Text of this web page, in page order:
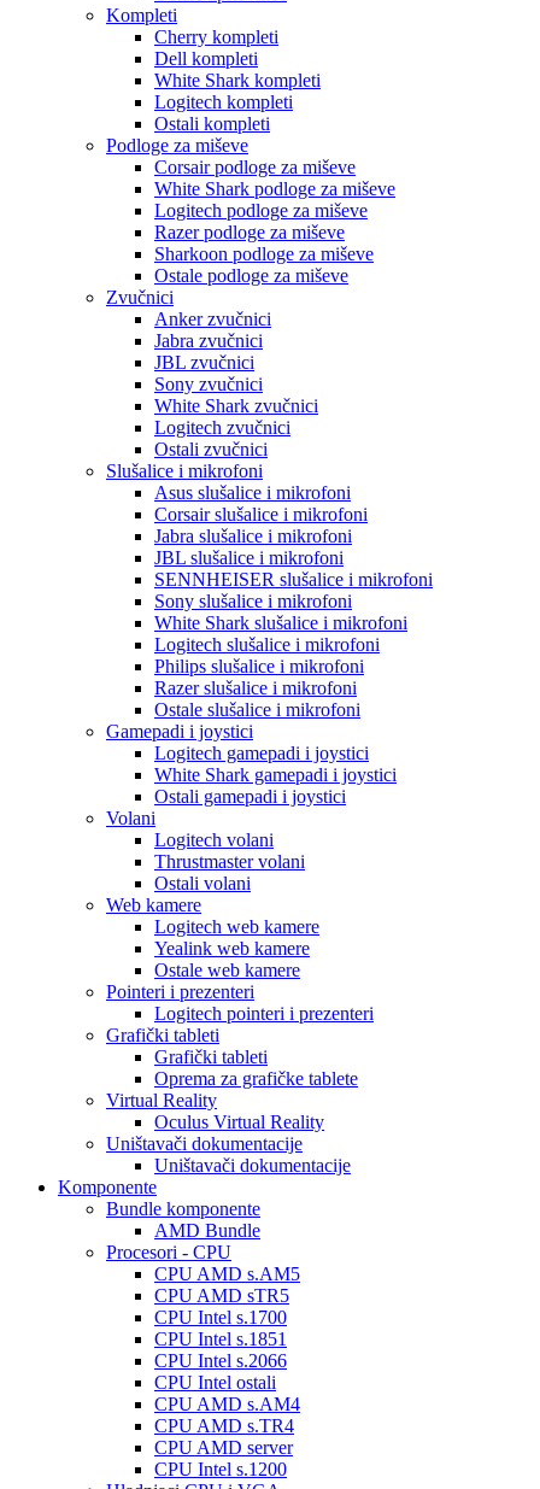
Kompleti
Cherry kompleti
Dell kompleti
White Shark kompleti
Logitech kompleti
Ostali kompleti
Podloge za miševe
Corsair podloge za miševe
White Shark podloge za miševe
Logitech podloge za miševe
Razer podloge za miševe
Sharkoon podloge za miševe
Ostale podloge za miševe
Zvučnici
Anker zvučnici
Jabra zvučnici
JBL zvučnici
Sony zvučnici
White Shark zvučnici
Logitech zvučnici
Ostali zvučnici
Slušalice i mikrofoni
Asus slušalice i mikrofoni
Corsair slušalice i mikrofoni
Jabra slušalice i mikrofoni
JBL slušalice i mikrofoni
SENNHEISER slušalice i mikrofoni
Sony slušalice i mikrofoni
White Shark slušalice i mikrofoni
Logitech slušalice i mikrofoni
Philips slušalice i mikrofoni
Razer slušalice i mikrofoni
Ostale slušalice i mikrofoni
Gamepadi i joystici
Logitech gamepadi i joystici
White Shark gamepadi i joystici
Ostali gamepadi i joystici
Volani
Logitech volani
Thrustmaster volani
Ostali volani
Web kamere
Logitech web kamere
Yealink web kamere
Ostale web kamere
Pointeri i prezenteri
Logitech pointeri i prezenteri
Grafički tableti
Grafički tableti
Oprema za grafičke tablete
Virtual Reality
Oculus Virtual Reality
Uništavači dokumentacije
Uništavači dokumentacije
Komponente
Bundle komponente
AMD Bundle
Procesori - CPU
CPU AMD s.AM5
CPU AMD sTR5
CPU Intel s.1700
CPU Intel s.1851
CPU Intel s.2066
CPU Intel ostali
CPU AMD s.AM4
CPU AMD s.TR4
CPU AMD server
CPU Intel s.1200